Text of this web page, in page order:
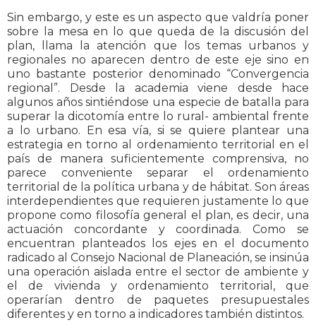
Sin embargo, y este es un aspecto que valdría poner
sobre la mesa en lo que queda de la discusión del
plan, llama la atención que los temas urbanos y
regionales no aparecen dentro de este eje sino en
uno bastante posterior denominado “Convergencia
regional”. Desde la academia viene desde hace
algunos años sintiéndose una especie de batalla para
superar la dicotomía entre lo rural- ambiental frente
a lo urbano. En esa vía, si se quiere plantear una
estrategia en torno al ordenamiento territorial en el
país de manera suficientemente comprensiva, no
parece conveniente separar el ordenamiento
territorial de la política urbana y de hábitat. Son áreas
interdependientes que requieren justamente lo que
propone como filosofía general el plan, es decir, una
actuación concordante y coordinada. Como se
encuentran planteados los ejes en el documento
radicado al Consejo Nacional de Planeación, se insinúa
una operación aislada entre el sector de ambiente y
el de vivienda y ordenamiento territorial, que
operarían dentro de paquetes presupuestales
diferentes y en torno a indicadores también distintos.